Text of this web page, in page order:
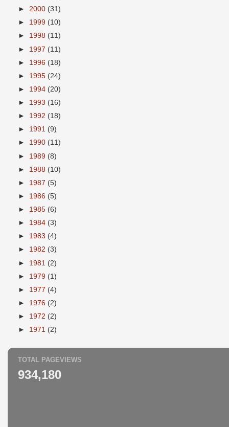
► 2000 (31)
► 1999 (10)
► 1998 (11)
► 1997 (11)
► 1996 (18)
► 1995 (24)
► 1994 (20)
► 1993 (16)
► 1992 (18)
► 1991 (9)
► 1990 (11)
► 1989 (8)
► 1988 (10)
► 1987 (5)
► 1986 (5)
► 1985 (6)
► 1984 (3)
► 1983 (4)
► 1982 (3)
► 1981 (2)
► 1979 (1)
► 1977 (4)
► 1976 (2)
► 1972 (2)
► 1971 (2)
TOTAL PAGEVIEWS
934,180